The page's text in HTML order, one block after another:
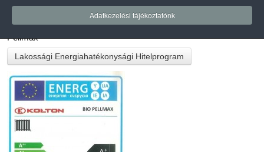
Pellmax
Lakossági Energiahatékonysági Hitelprogram
Adatkezelési tájékoztatónk